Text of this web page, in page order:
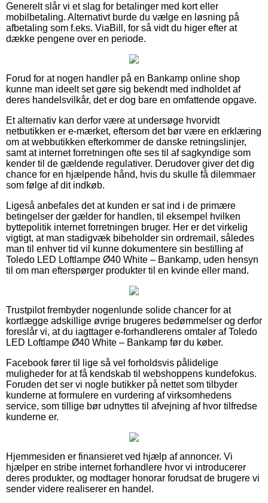
Generelt slår vi et slag for betalinger med kort eller
mobilbetaling. Alternativt burde du vælge en løsning på
afbetaling som f.eks. ViaBill, for så vidt du higer efter at
dække pengene over en periode.
Forud for at nogen handler på en Bankamp online shop
kunne man ideelt set gøre sig bekendt med indholdet af
deres handelsvilkår, det er dog bare en omfattende opgave.
Et alternativ kan derfor være at undersøge hvorvidt
netbutikken er e-mærket, eftersom det bør være en erklæring
om at webbutikken efterkommer de danske retningslinjer,
samt at internet forretningen ofte ses til af sagkyndige som
kender til de gældende regulativer. Derudover giver det dig
chance for en hjælpende hånd, hvis du skulle få dilemmaer
som følge af dit indkøb.
Ligeså anbefales det at kunden er sat ind i de primære
betingelser der gælder for handlen, til eksempel hvilken
byttepolitik internet forretningen bruger. Her er det virkelig
vigtigt, at man stadigvæk bibeholder sin ordremail, således
man til enhver tid vil kunne dokumentere sin bestilling af
Toledo LED Loftlampe Ø40 White – Bankamp, uden hensyn
til om man efterspørger produkter til en kvinde eller mand.
Trustpilot frembyder nogenlunde solide chancer for at
kortlægge adskillige øvrige brugeres bedømmelser og derfor
foreslår vi, at du iagttager e-forhandlerens omtaler af Toledo
LED Loftlampe Ø40 White – Bankamp før du køber.
Facebook fører til lige så vel forholdsvis pålidelige
muligheder for at få kendskab til webshoppens kundefokus.
Foruden det ser vi nogle butikker på nettet som tilbyder
kunderne at formulere en vurdering af virksomhedens
service, som tillige bør udnyttes til afvejning af hvor tilfredse
kunderne er.
Hjemmesiden er finansieret ved hjælp af annoncer. Vi
hjælper en stribe internet forhandlere hvor vi introducerer
deres produkter, og modtager honorar forudsat de brugere vi
sender videre realiserer en handel.